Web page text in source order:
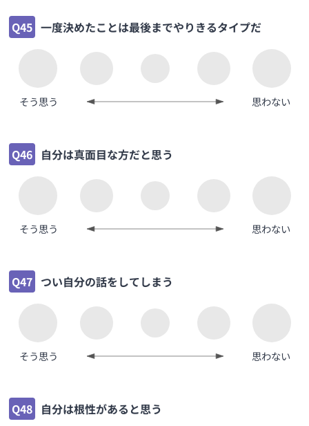
Q45 一度決めたことは最後までやりきるタイプだ
そう思う 思わない
Q46 自分は真面目な方だと思う
そう思う 思わない
Q47 つい自分の話をしてしまう
そう思う 思わない
Q48 自分は根性があると思う